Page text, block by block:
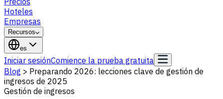
Hoteles
Empresas
Recursos
es
Iniciar sesiónComience la prueba gratuita
Blog > Preparando 2026: lecciones clave de gestión de
ingresos de 2025
Gestión de ingresos